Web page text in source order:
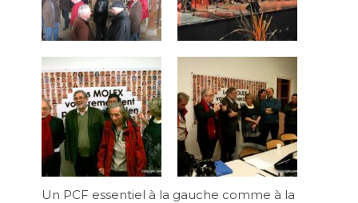
Un PCF essentiel à la gauche comme à la